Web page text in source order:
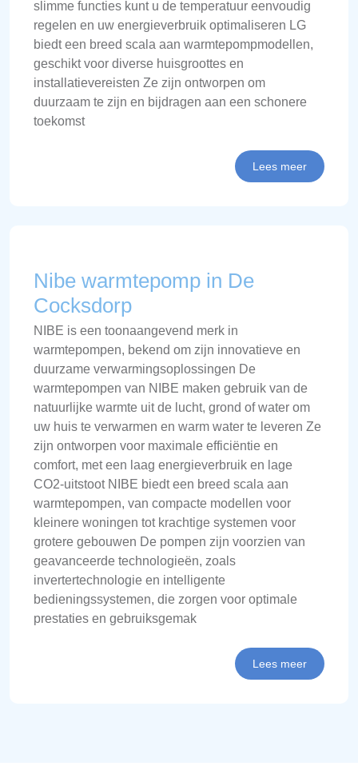
slimme functies kunt u de temperatuur eenvoudig
regelen en uw energieverbruik optimaliseren LG
biedt een breed scala aan warmtepompmodellen,
geschikt voor diverse huisgroottes en
installatievereisten Ze zijn ontworpen om
duurzaam te zijn en bijdragen aan een schonere
toekomst
Lees meer
Nibe warmtepomp in De
Cocksdorp
NIBE is een toonaangevend merk in
warmtepompen, bekend om zijn innovatieve en
duurzame verwarmingsoplossingen De
warmtepompen van NIBE maken gebruik van de
natuurlijke warmte uit de lucht, grond of water om
uw huis te verwarmen en warm water te leveren Ze
zijn ontworpen voor maximale efficiëntie en
comfort, met een laag energieverbruik en lage
CO2-uitstoot NIBE biedt een breed scala aan
warmtepompen, van compacte modellen voor
kleinere woningen tot krachtige systemen voor
grotere gebouwen De pompen zijn voorzien van
geavanceerde technologieën, zoals
invertertechnologie en intelligente
bedieningssystemen, die zorgen voor optimale
prestaties en gebruiksgemak
Lees meer